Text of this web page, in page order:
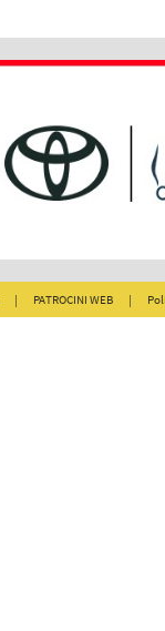
| PATROCINI WEB |